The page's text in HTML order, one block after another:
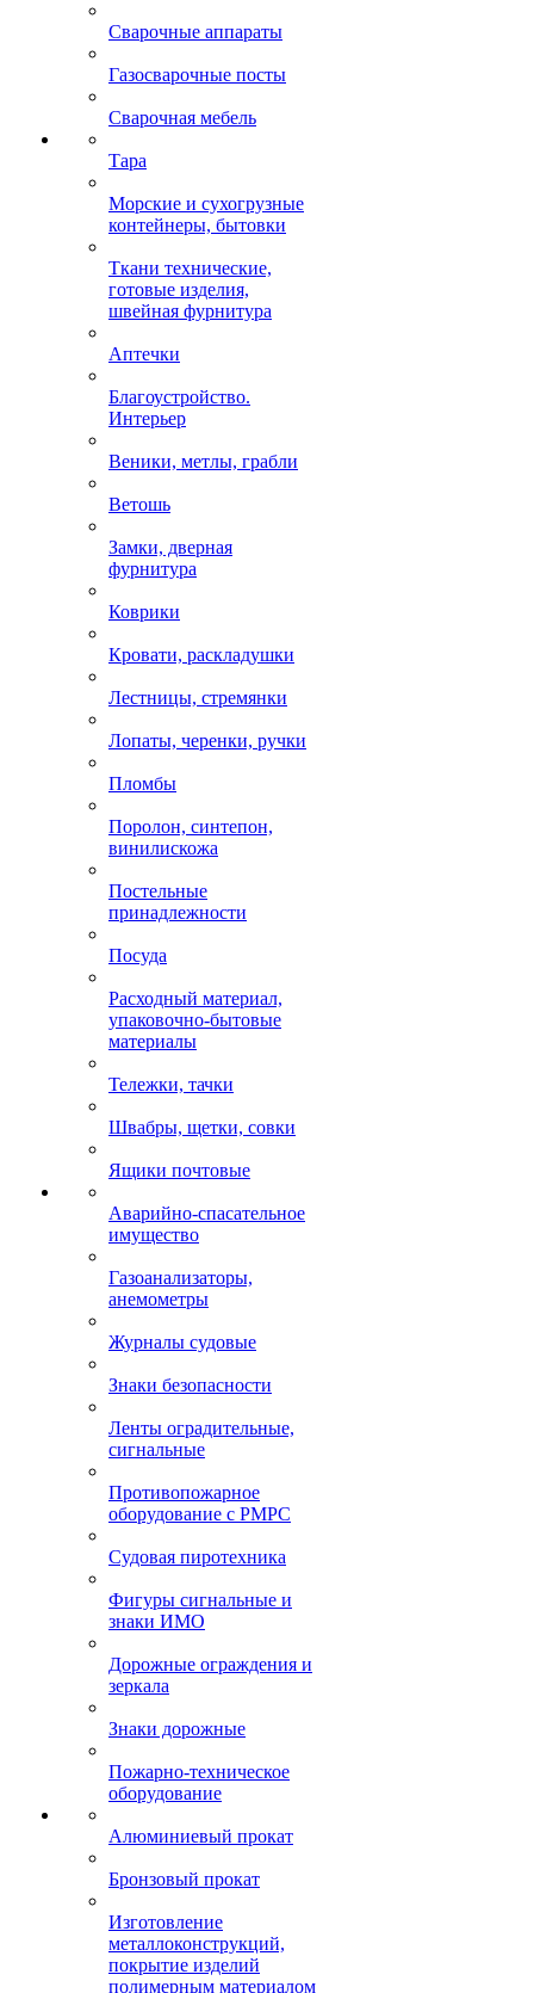
Сварочные аппараты
Газосварочные посты
Сварочная мебель
Тара
Морские и сухогрузные
контейнеры, бытовки
Ткани технические,
готовые изделия,
швейная фурнитура
Аптечки
Благоустройство.
Интерьер
Веники, метлы, грабли
Ветошь
Замки, дверная
фурнитура
Коврики
Кровати, раскладушки
Лестницы, стремянки
Лопаты, черенки, ручки
Пломбы
Поролон, синтепон,
винилискожа
Постельные
принадлежности
Посуда
Расходный материал,
упаковочно-бытовые
материалы
Тележки, тачки
Швабры, щетки, совки
Ящики почтовые
Аварийно-спасательное
имущество
Газоанализаторы,
анемометры
Журналы судовые
Знаки безопасности
Ленты оградительные,
сигнальные
Противопожарное
оборудование с РМРС
Судовая пиротехника
Фигуры сигнальные и
знаки ИМО
Дорожные ограждения и
зеркала
Знаки дорожные
Пожарно-техническое
оборудование
Алюминиевый прокат
Бронзовый прокат
Изготовление
металлоконструкций,
покрытие изделий
полимерным материалом